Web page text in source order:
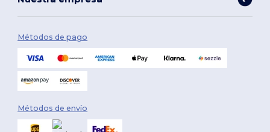
Métodos de pago
Métodos de envío